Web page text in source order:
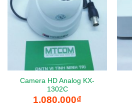
Camera HD Analog KX-
1302C
1.080.000₫